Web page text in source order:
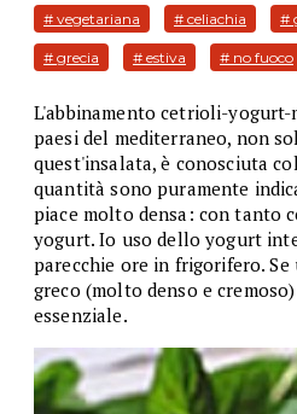
# vegetariana # celiachia #
# grecia # estiva # no fuoco
L'abbinamento cetrioli-
paesi del mediterraneo, non
quest'insalata, è conosciuta
quantità sono puramente
piace molto densa: con tanto
yogurt. Io uso dello yogurt
parecchie ore in frigorifero.
greco (molto denso e
essenziale.